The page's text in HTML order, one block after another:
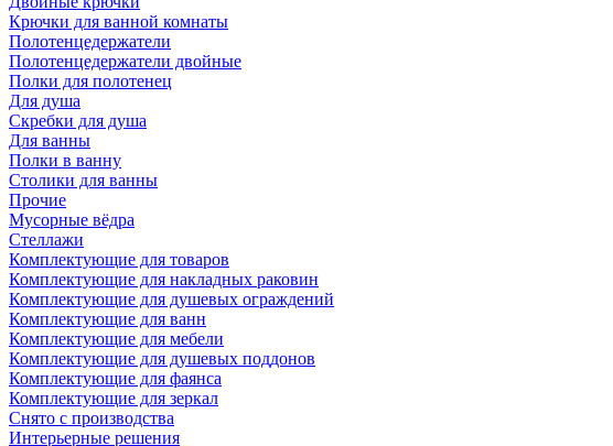
Крючки для ванной комнаты
Полотенцедержатели
Полотенцедержатели двойные
Полки для полотенец
Для душа
Скребки для душа
Для ванны
Полки в ванну
Столики для ванны
Прочие
Мусорные вёдра
Стеллажи
Комплектующие для товаров
Комплектующие для накладных раковин
Комплектующие для душевых ограждений
Комплектующие для ванн
Комплектующие для мебели
Комплектующие для душевых поддонов
Комплектующие для фаянса
Комплектующие для зеркал
Снято с производства
Интерьерные решения